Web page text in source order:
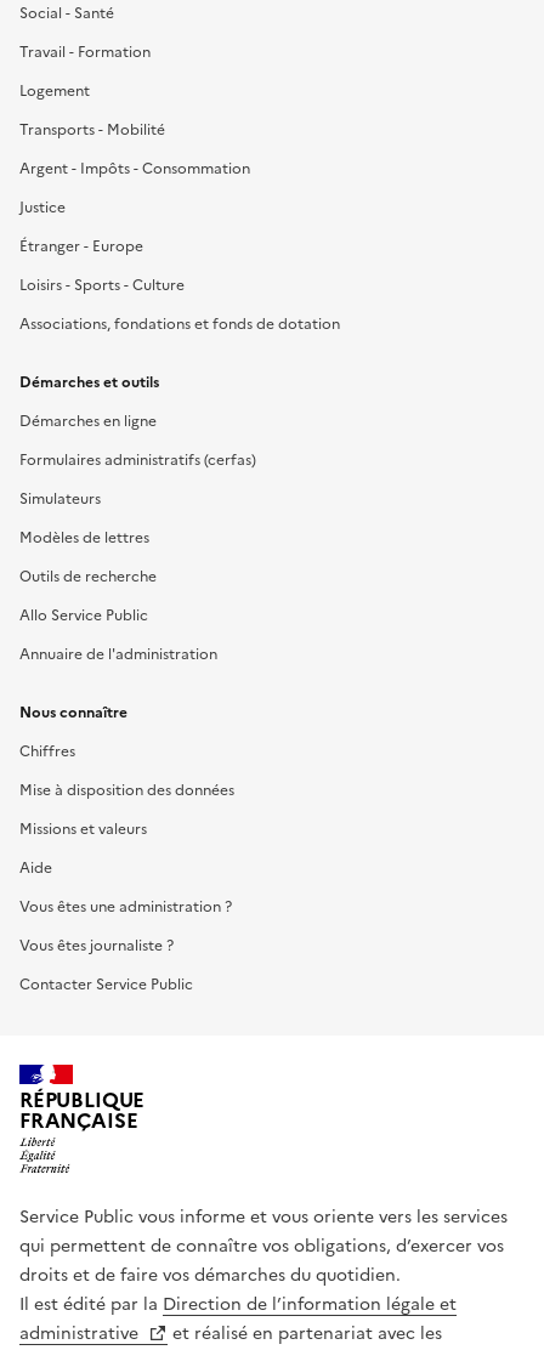
Social - Santé
Travail - Formation
Logement
Transports - Mobilité
Argent - Impôts - Consommation
Justice
Étranger - Europe
Loisirs - Sports - Culture
Associations, fondations et fonds de dotation
Démarches et outils
Démarches en ligne
Formulaires administratifs (cerfas)
Simulateurs
Modèles de lettres
Outils de recherche
Allo Service Public
Annuaire de l'administration
Nous connaître
Chiffres
Mise à disposition des données
Missions et valeurs
Aide
Vous êtes une administration ?
Vous êtes journaliste ?
Contacter Service Public
RÉPUBLIQUE
FRANÇAISE
Service Public vous informe et vous oriente vers les services
qui permettent de connaître vos obligations, d’exercer vos
droits et de faire vos démarches du quotidien.
Il est édité par la Direction de l’information légale et
administrative
et réalisé en partenariat avec les